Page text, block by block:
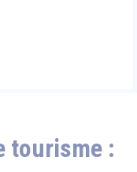
tourisme :